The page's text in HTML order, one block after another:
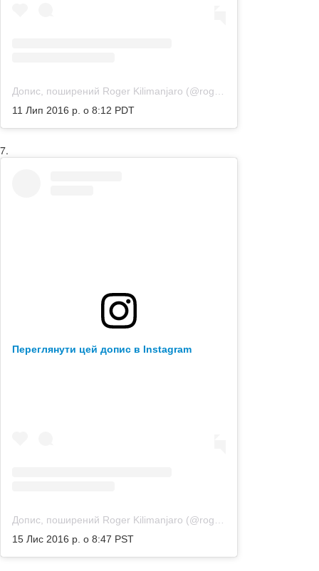
Допис, поширений Roger Kilimanjaro (@rogerkilimanjaro)
11 Лип 2016 р. о 8:12 PDT
7.
Переглянути цей допис в Instagram
15 Лис 2016 р. о 8:47 PST